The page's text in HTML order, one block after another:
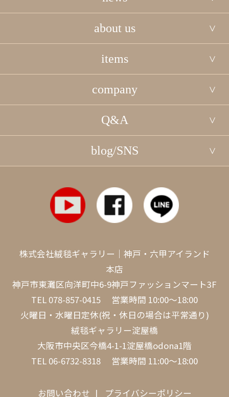
about us
items
company
Q&A
blog/SNS
株式会社絨毯ギャラリー｜神戸・六甲アイランド
本店
神戸市東灘区向洋町中6-9神戸ファッションマート3F
TEL 078-857-0415 営業時間 10:00～18:00
火曜日・水曜日定休(祝・休日の場合は平常通り)
絨毯ギャラリー淀屋橋
大阪市中央区今橋4-1-1淀屋橋odona1階
TEL 06-6732-8318 営業時間 11:00～18:00
お問い合わせ プライバシーポリシー